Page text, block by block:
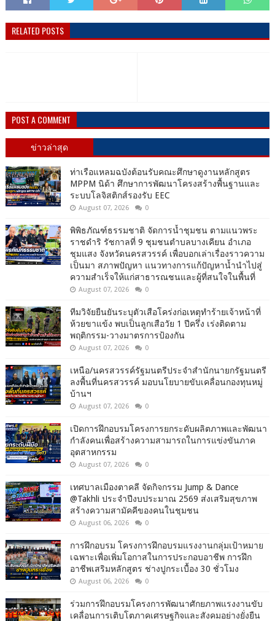
RELATED POSTS
POST A COMMENT
ข่าวล่าสุด
ท่าเรือแหลมฉบังต้อนรับคณะศึกษาดูงานหลักสูตร
MPPM นิด้า ศึกษาการพัฒนาโครงสร้างพื้นฐานและ
ระบบโลจิสติกส์รองรับ EEC
August 07, 2026 0
พิพิธภัณฑ์ธรรมชาติ จัดการน้ำชุมชน ตามแนวพระ
ราชดำริ รัชกาลที่ 9 ชุมชนตำบลบางเคียน อำเภอ
ชุมแสง จังหวัดนครสวรรค์ เพื่อบอกเล่าเรื่องราวความ
เป็นมา สภาพปัญหา แนวทางการแก้ปัญหาน้ำนำไปสู่
ความสำเร็จให้แก่สาธารณชนและผู้ที่สนใจในพื้นที่
August 07, 2026 0
ทีมวิจัยยืนยันระบุตัวเสือโคร่งก่อเหตุทำร้ายเจ้าหน้าที่
ห้วยขาแข้ง พบเป็นลูกเสือวัย 1 ปีครึ่ง เร่งติดตาม
พฤติกรรม-วางมาตรการป้องกัน
August 07, 2026 0
เหนือ/นครสวรรค์รัฐมนตรีประจำสำนักนายกรัฐมนตรี
ลงพื้นที่นครสวรรค์ มอบนโยบายขับเคลื่อนกองทุนหมู่
บ้านฯ
August 07, 2026 0
เปิดการฝึกอบรมโครงการยกระดับผลิตภาพและพัฒนา
กำลังคนเพื่อสร้างความสามารถในการแข่งขันภาค
อุตสาหกรรม
August 07, 2026 0
เทศบาลเมืองตาคลี จัดกิจกรรม Jump & Dance
@Takhli ประจำปีงบประมาณ 2569 ส่งเสริมสุขภาพ
สร้างความสามัคคีของคนในชุมชน
August 06, 2026 0
การฝึกอบรม โครงการฝึกอบรมแรงงานกลุ่มเป้าหมาย
เฉพาะเพื่อเพิ่มโอกาสในการประกอบอาชีพ การฝึก
อาชีพเสริมหลักสูตร ช่างปูกระเบื้อง 30 ชั่วโมง
August 06, 2026 0
ร่วมการฝึกอบรมโครงการพัฒนาศักยภาพแรงงานขับ
เคลื่อนการเติบโตภาคเศรษฐกิจและสังคมอย่างยั่งยืน